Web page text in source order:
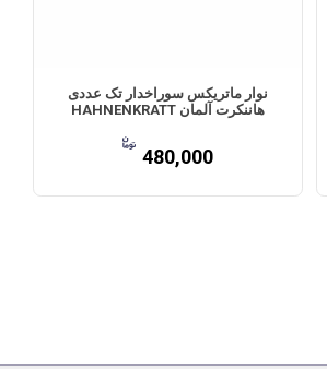
نوار ماتریکس سوراخدار تک عددی
هاننکرت آلمان HAHNENKRATT
480,000